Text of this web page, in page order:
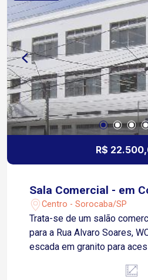
R$
Sala Comercial - em
Centro - Sorocaba/SP
Trata-se de um salão
para a Rua Alvaro Soares,
escada em granito para acesso